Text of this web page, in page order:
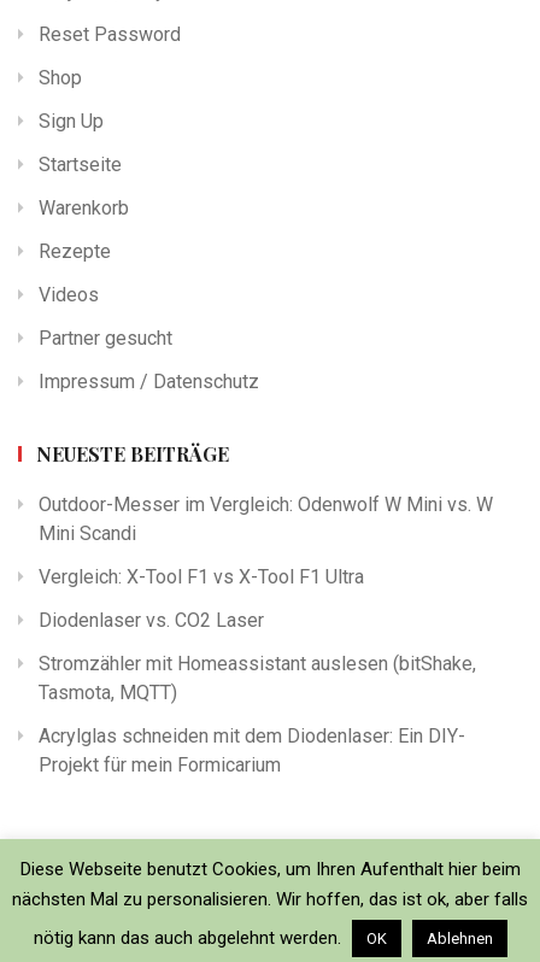
Reset Password
Shop
Sign Up
Startseite
Warenkorb
Rezepte
Videos
Partner gesucht
Impressum / Datenschutz
NEUESTE BEITRÄGE
Outdoor-Messer im Vergleich: Odenwolf W Mini vs. W
Mini Scandi
Vergleich: X-Tool F1 vs X-Tool F1 Ultra
Diodenlaser vs. CO2 Laser
Stromzähler mit Homeassistant auslesen (bitShake,
Tasmota, MQTT)
Acrylglas schneiden mit dem Diodenlaser: Ein DIY-
Projekt für mein Formicarium
Diese Webseite benutzt Cookies, um Ihren Aufenthalt hier beim
nächsten Mal zu personalisieren. Wir hoffen, das ist ok, aber falls
nötig kann das auch abgelehnt werden.
OK Ablehnen